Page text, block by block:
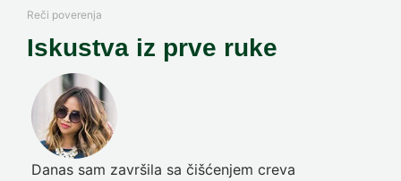
Reči poverenja
Iskustva iz prve ruke
Danas sam završila sa čišćenjem creva